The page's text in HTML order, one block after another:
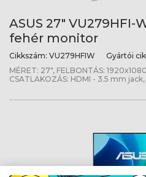
ASUS 27" VU279HFI-
fehér monitor
Cikkszám: VU279HFIW Gyártói
MÉRET: 27", FELBONTÁS:
CSATLAKOZÁS: HDMI - 3.5 mm jack,